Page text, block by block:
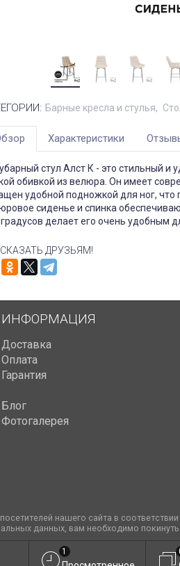
Барные кресла и стулья
Характеристики
стул Алст К - это стильный и
обивкой из велюра. Он имеет
удобной подножкой для ног, что
сиденье и спинка
делает его очень удобным
ДРУЗЬЯМ!
ИНФОРМАЦИЯ
Доставка
Оплата
Гарантия
Блог
Фотогалерея
нашего сайта в соответствии
данных, вам необходимо
1